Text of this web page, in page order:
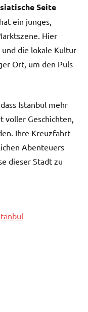
Seite
ein junges,
Hier
die lokale Kultur
Ort, um den Puls
Istanbul mehr
voller Geschichten,
Ihre Kreuzfahrt
Abenteuers
dieser Stadt zu